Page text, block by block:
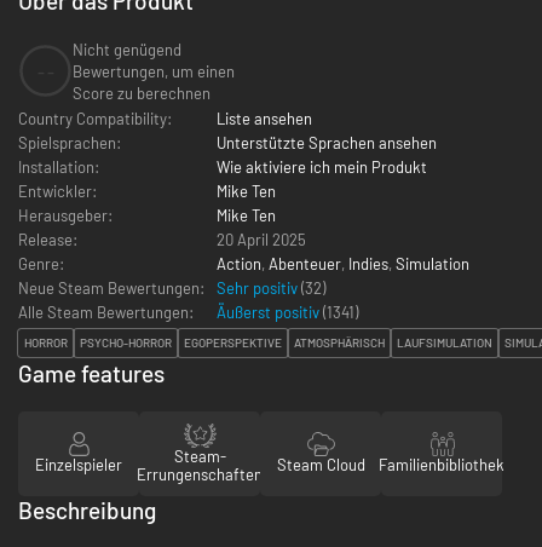
Nicht genügend
Bewertungen, um einen
Score zu berechnen
Country Compatibility:
Liste ansehen
Spielsprachen:
Unterstützte Sprachen ansehen
Installation:
Wie aktiviere ich mein Produkt
Entwickler:
Mike Ten
Herausgeber:
Mike Ten
Release:
20 April 2025
Genre:
Action, Abenteuer, Indies, Simulation
Neue Steam Bewertungen:
Sehr positiv(32)
Alle Steam Bewertungen:
Äußerst positiv(1341)
HORROR PSYCHO-HORROR EGOPERSPEKTIVE ATMOSPHÄRISCH LAUFSIMULATION
Game features
Einzelspieler
Steam-
Errungenschaften
Steam Cloud Familienbibliothek
Beschreibung